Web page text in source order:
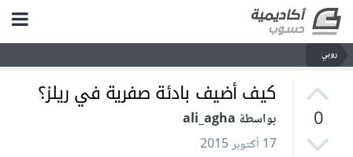
روبي
0
كيف أضيف بادئة صفرية في ريلز؟
بواسطة ali_agha
17 أكتوبر 2015